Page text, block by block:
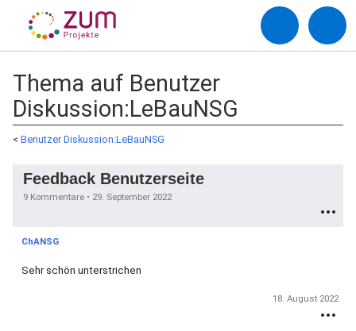
Thema auf Benutzer
Diskussion:LeBauNSG
< Benutzer Diskussion:LeBauNSG
Feedback Benutzerseite
9 Kommentare • 29. September 2022
ChANSG
Sehr schön unterstrichen
18. August 2022